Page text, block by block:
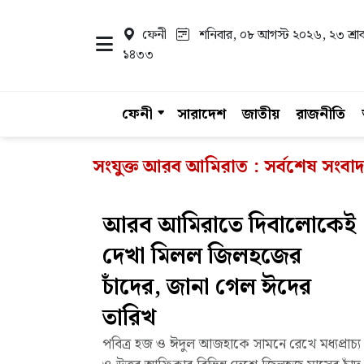
ফেনী শনিবার, ০৮ আগস্ট ২০২৬, ২৩
১৪৩৩
ফেনী সারাদেশ জাতীয় রাজনীতি
সংযুক্ত আরব আমিরাত : সর্বশেষ সংবাদ
আরব আমিরাতে দিবালোকেই
দেখা মিলল জিলহজের
চাঁদের, জানা গেল ঈদের
তারিখ
পবিত্র হজ ও ঈদুল আজহাকে সামনে রেখে মধ্যপ্রাচ্য